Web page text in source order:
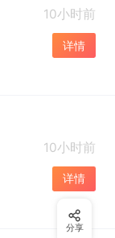
10小时前
详情
10小时前
详情
分享